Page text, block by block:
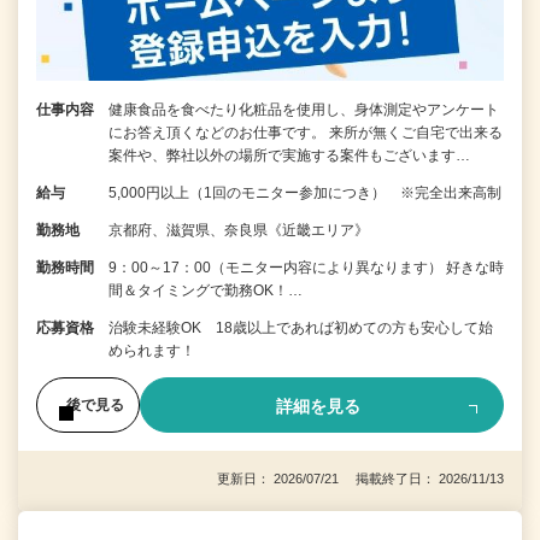
仕事内容
健康食品を食べたり化粧品を使用し、身体測定やアンケート
にお答え頂くなどのお仕事です。 来所が無くご自宅で出来る
案件や、弊社以外の場所で実施する案件もございます…
給与 5,000円以上（1回のモニター参加につき） ※完全出来高制
勤務地 京都府、滋賀県、奈良県《近畿エリア》
勤務時間
9：00～17：00（モニター内容により異なります） 好きな時
間＆タイミングで勤務OK！…
応募資格
治験未経験OK 18歳以上であれば初めての方も安心して始
められます！
後で見る 詳細を見る
更新日： 2026/07/21 掲載終了日： 2026/11/13